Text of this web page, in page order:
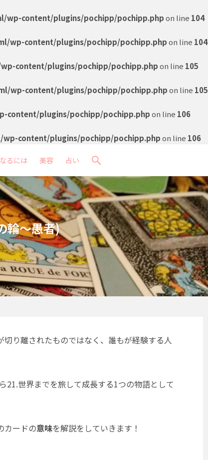
wp-content/plugins/pochipp/pochipp.phpon line 104
wp-content/plugins/pochipp/pochipp.phpon line 104
content/plugins/pochipp/pochipp.phpon line 105
wp-content/plugins/pochipp/pochipp.phpon line 105
content/plugins/pochipp/pochipp.phpon line 106
content/plugins/pochipp/pochipp.phpon line 106
るには 美容 占い
輪～愚者)
り離されたものではなく、誰もが経験する人
21.世界までを旅して成長する1つの物語として
カードの意味を解説をしていきます！